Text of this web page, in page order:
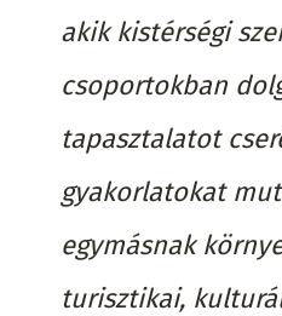
akik kistérségi
csoportokban
tapasztalatot
gyakorlatokat
egymásnak
turisztikai,